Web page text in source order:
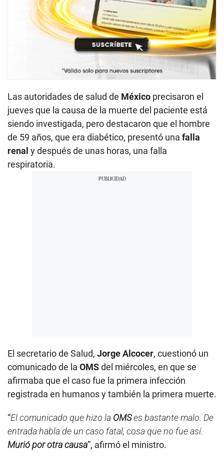
Las autoridades de salud de México precisaron el
jueves que la causa de la muerte del paciente está
siendo investigada, pero destacaron que el hombre
de 59 años, que era diabético, presentó una falla
renal y después de unas horas, una falla
respiratoria.
El secretario de Salud, Jorge Alcocer, cuestionó un
comunicado de la OMSdel miércoles, en que se
afirmaba que el caso fue la primera infección
registrada en humanos y también la primera muerte.
“El comunicado que hizo la OMSes bastante malo. De
entrada habla de un caso fatal, cosa que no fue así.
Murió por otra causa”, afirmó el ministro.